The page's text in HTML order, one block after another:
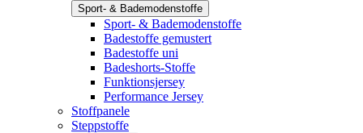
Sport- & Bademodenstoffe
Sport- & Bademodenstoffe
Badestoffe gemustert
Badestoffe uni
Badeshorts-Stoffe
Funktionsjersey
Performance Jersey
Stoffpanele
Steppstoffe